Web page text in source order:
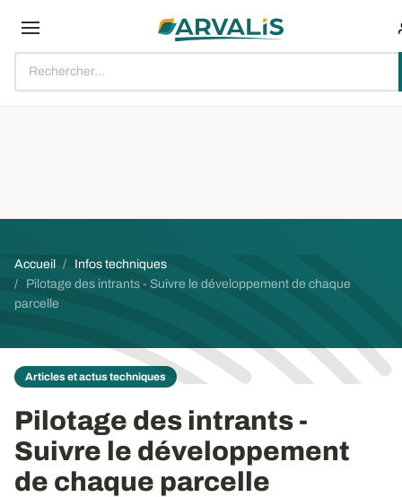
Rechercher...
Fil d'Ariane
Accueil
Infos techniques
Pilotage des intrants - Suivre le développement de chaque
parcelle
Articles et actus techniques
Pilotage des intrants -
Suivre le développement
de chaque parcelle